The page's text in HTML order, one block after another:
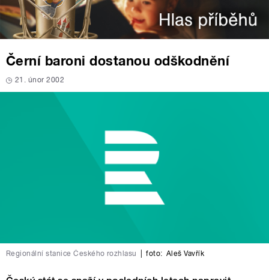
Černí baroni dostanou odškodnění
21. únor 2002
Regionální stanice Českého rozhlasu foto: Aleš Vavřík